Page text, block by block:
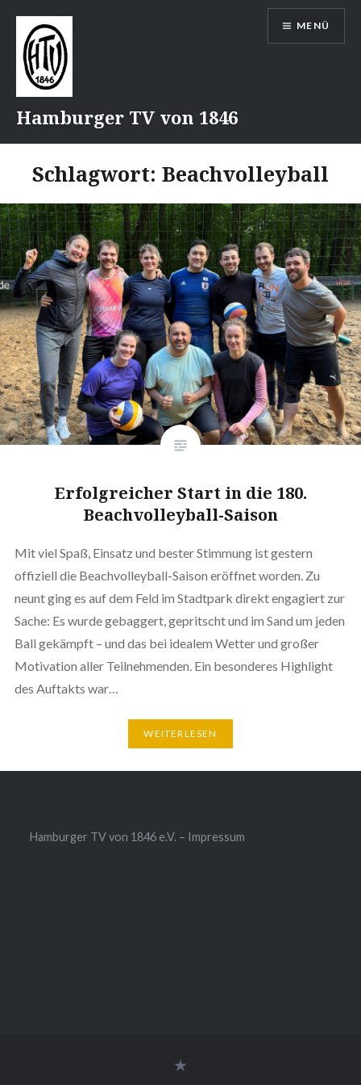
Inhalt
Hamburger TV von 1846
MENÜ
Schlagwort: Beachvolleyball
Erfolgreicher Start in die 180.
Beachvolleyball-Saison
Mit viel Spaß, Einsatz und bester Stimmung ist gestern
offiziell die Beachvolleyball-Saison eröffnet worden. Zu
neunt ging es auf dem Feld im Stadtpark direkt engagiert zur
Sache: Es wurde gebaggert, gepritscht und im Sand um jeden
Ball gekämpft – und das bei idealem Wetter und großer
Motivation aller Teilnehmenden. Ein besonderes Highlight
des Auftakts war…
WEITERLESEN
Hamburger TV von 1846 e.V. – Impressum